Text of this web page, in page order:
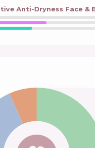
Anti-Dryness Face &